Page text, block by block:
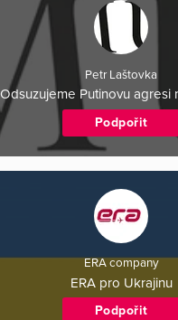
Petr Laštovka
Odsuzujeme Putinovu agresi
Podpořit
ERA company
ERA pro Ukrajinu
Podpořit